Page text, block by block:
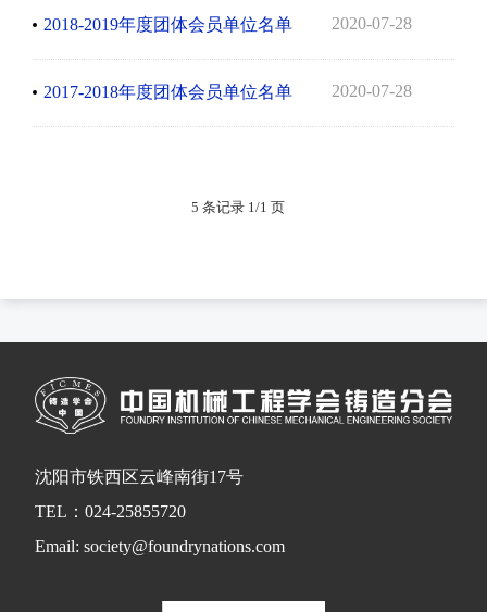
2018-2019年度团体会员单位名单 2020-07-28
2017-2018年度团体会员单位名单 2020-07-28
5 条记录 1/1 页
沈阳市铁西区云峰南街17号
TEL：024-25855720
Email: society@foundrynations.com